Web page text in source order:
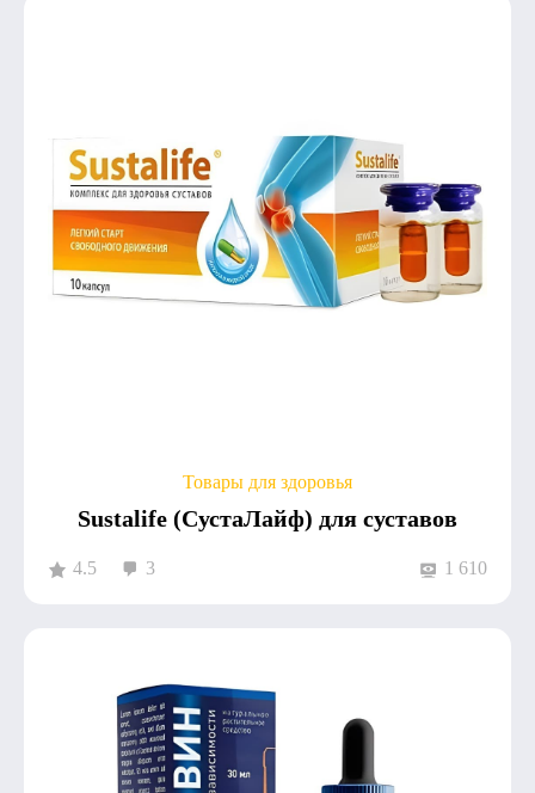
Товары для здоровья
Sustalife (СустаЛайф) для суставов
4.5 3 1 610